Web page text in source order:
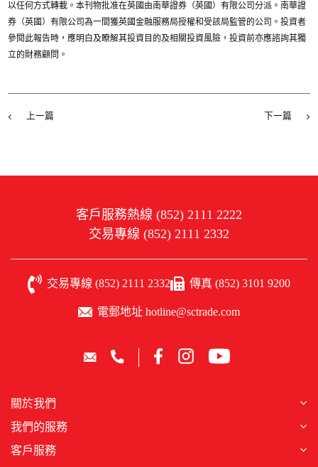
以任何方式轉載。本刊物批准在英國由南華證券（英國）有限公司分派。南華證
券（英國）有限公司為一間獲英國金融服務局授權和受該局監管的公司。投資者
參閱此報告時，應明白及瞭解其投資目的及相關投資風險，投資前亦應諮詢其獨
立的財務顧問。
上一篇 下一篇
客戶服務熱線 (852) 2111 2222
交易專線 (852) 2111 2332
交易專線 (852) 2111 2332 傳真 (852) 3101 9200
電郵地址 hotline@sctrade.com
關於我們
我們的服務
客戶服務